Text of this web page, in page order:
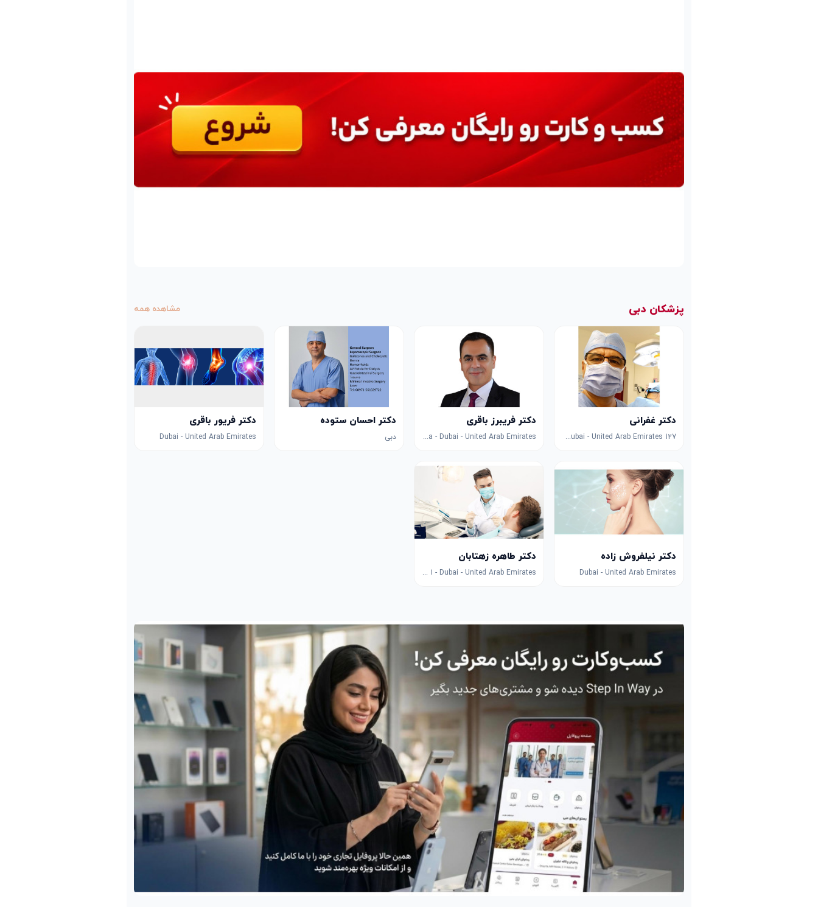
پزشکان دبی مشاهده همه
دکتر غفرانی
127 Sheikh Zayed Rd - Trade Centre - DIFC - Dubai - United Arab Emirates
دکتر فریبرز باقری
Salah Al Din Metro Station 1 - Deira - Dubai - United Arab Emirates
دکتر احسان ستوده
دبی
دکتر فریور باقری
Dubai - United Arab Emirates
دکتر نیلفروش زاده
Dubai - United Arab Emirates
دکتر طاهره زهتابان
Jumeirah 1 - Dubai - United Arab Emirates